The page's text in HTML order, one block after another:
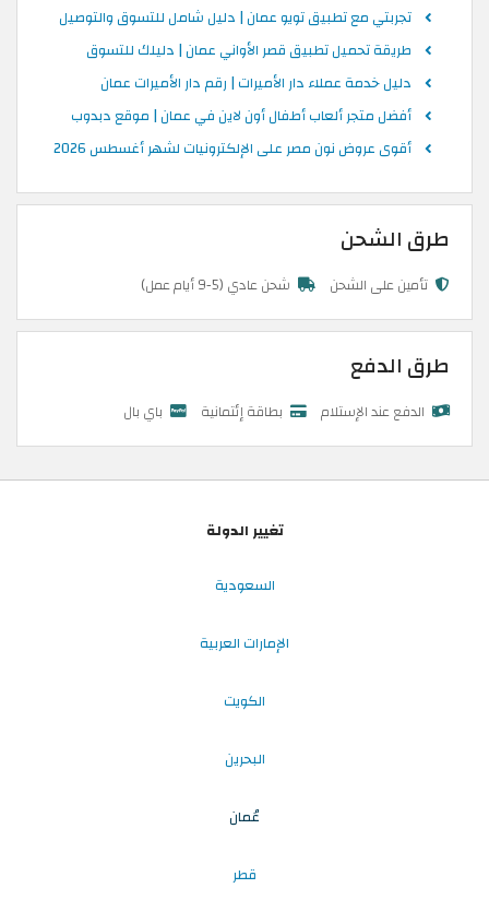
تجربتي مع تطبيق تويو عمان | دليل شامل للتسوق والتوصيل
طريقة تحميل تطبيق قصر الأواني عمان | دليلك للتسوق
دليل خدمة عملاء دار الأميرات | رقم دار الأميرات عمان
أفضل متجر ألعاب أطفال أون لاين في عمان | موقع دبدوب
أقوى عروض نون مصر على الإلكترونيات لشهر أغسطس 2026
طرق الشحن
تأمين على الشحن شحن عادي (5-9 أيام عمل)
طرق الدفع
الدفع عند الإستلام بطاقة إئتمانية باي بال
تغيير الدولة
السعودية
الإمارات العربية
الكويت
البحرين
عُمان
قطر